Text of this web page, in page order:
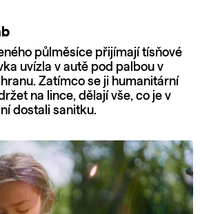
půlměsíce přijímají tísňové
uvízla v autě pod palbou v
Zatímco se ji humanitární
na lince, dělají vše, co je v
dostali sanitku.